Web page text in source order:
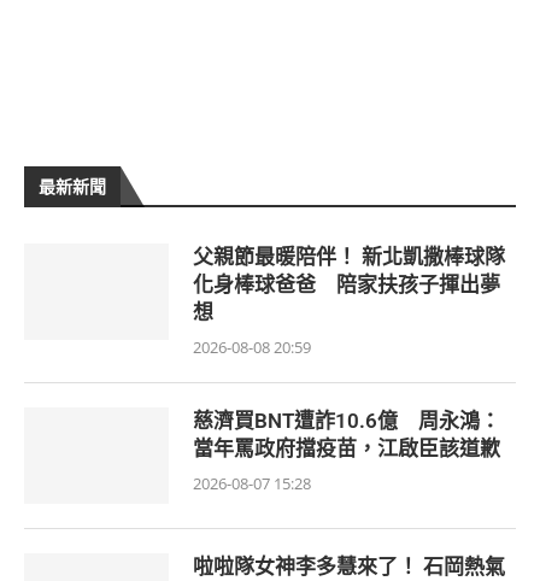
最新新聞
父親節最暖陪伴！ 新北凱撒棒球隊
化身棒球爸爸 陪家扶孩子揮出夢
想
2026-08-08 20:59
慈濟買BNT遭詐10.6億 周永鴻：
當年罵政府擋疫苗，江啟臣該道歉
2026-08-07 15:28
啦啦隊女神李多慧來了！ 石岡熱氣